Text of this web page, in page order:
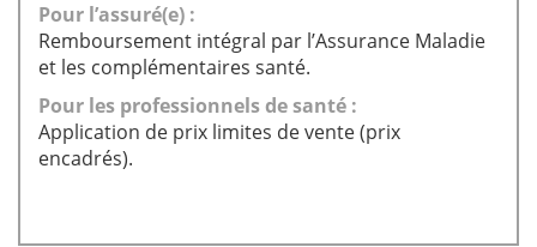
Pour l’assuré(e) :
Remboursement intégral par l’Assurance Maladie
et les complémentaires santé.
Pour les professionnels de santé :
Application de prix limites de vente (prix
encadrés).